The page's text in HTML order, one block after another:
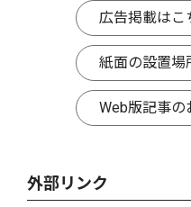
広告掲載はこ
紙面の設置場
Web版記事の
外部リンク